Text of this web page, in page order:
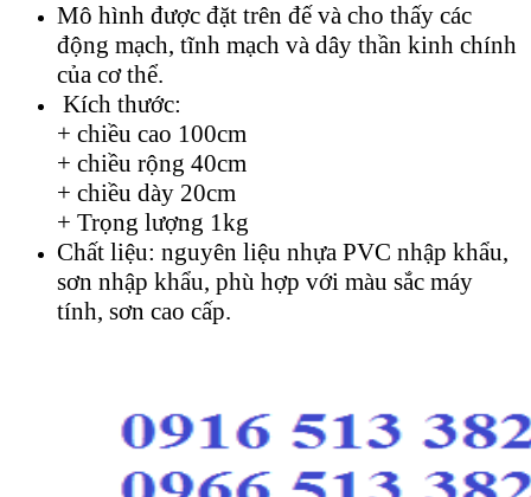
Mô hình được đặt trên đế và cho thấy các
động mạch, tĩnh mạch và dây thần kinh chính
của cơ thể.
Kích thước:
+ chiều cao 100cm
+ chiều rộng 40cm
+ chiều dày 20cm
+ Trọng lượng 1kg
Chất liệu: nguyên liệu nhựa PVC nhập khẩu,
sơn nhập khẩu, phù hợp với màu sắc máy
tính, sơn cao cấp.